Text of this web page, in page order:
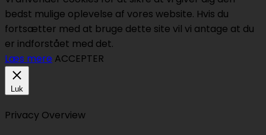
bedst mulige oplevelse af vores website. Hvis du
fortsætter med at bruge dette site vil vi antage at du
er indforstået med det.
Læs mere ACCEPTER
Luk
Privacy Overview